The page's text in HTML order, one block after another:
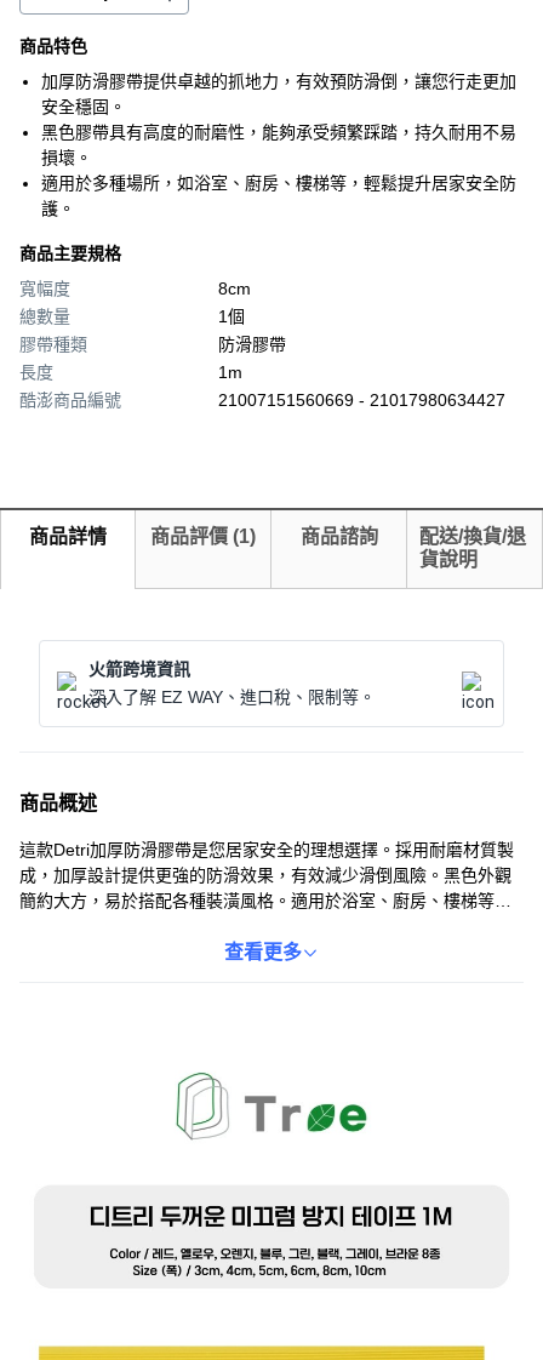
商品特色
加厚防滑膠帶提供卓越的抓地力，有效預防滑倒，讓您行走更加
安全穩固。
黑色膠帶具有高度的耐磨性，能夠承受頻繁踩踏，持久耐用不易
損壞。
適用於多種場所，如浴室、廚房、樓梯等，輕鬆提升居家安全防
護。
商品主要規格
寬幅度
8cm
總數量
1個
膠帶種類
防滑膠帶
長度
1m
酷澎商品編號
21007151560669 - 21017980634427
商品詳情 商品評價 (1) 商品諮詢
配送/換貨/退
貨說明
火箭跨境資訊
深入了解 EZ WAY、進口稅、限制等。
商品概述
這款Detri加厚防滑膠帶是您居家安全的理想選擇。採用耐磨材質製
成，加厚設計提供更強的防滑效果，有效減少滑倒風險。黑色外觀
簡約大方，易於搭配各種裝潢風格。適用於浴室、廚房、樓梯等多
讓您快速擁有安全舒適的生活環境。
查看更多